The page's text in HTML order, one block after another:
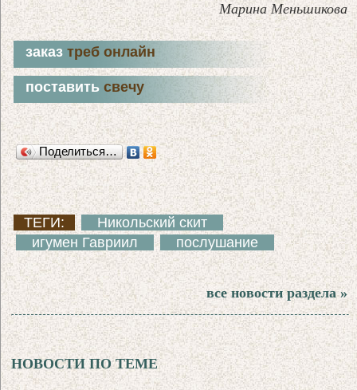
Марина Меньшикова
заказтреб онлайн
поставитьсвечу
Поделиться…
ТЕГИ:
Никольский скит
игумен Гавриил
послушание
все новости раздела »
НОВОСТИ ПО ТЕМЕ